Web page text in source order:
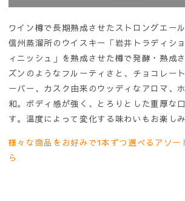
量
を
ら
す
量
を
や
す
ワイン樽で長期熟成させたストロングエー
信州蒸溜所のウイスキー「岩井トラディシ
ィニッシュ」を熟成させた樽で発酵・熟成
ズンのようなフルーティさと、チョコレー
ーバー、カスク由来のウッディなアロマ、
和。ボディ感が強く、とろりとした重厚な
す。温度によって変化する味わいもお楽しみ
様々な商品をお好みで1本ずつ選べるアソー
ら